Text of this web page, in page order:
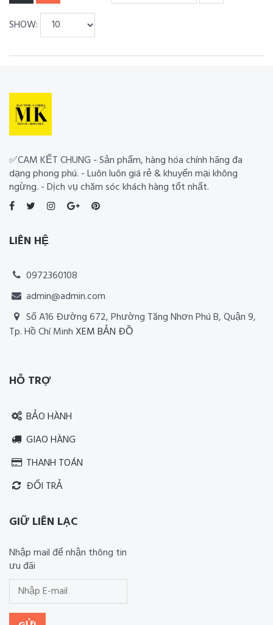
SHOW:
✅CAM KẾT CHUNG - Sản phẩm, hàng hóa chính hãng đa
dạng phong phú. - Luôn luôn giá rẻ & khuyến mại không
ngừng. - Dịch vụ chăm sóc khách hàng tốt nhất.
LIÊN HỆ
0972360108
admin@admin.com
Số A16 Đường 672, Phường Tăng Nhơn Phú B, Quận 9,
Tp. Hồ Chí Minh XEM BẢN ĐỒ
HỖ TRỢ
BẢO HÀNH
GIAO HÀNG
THANH TOÁN
ĐỔI TRẢ
GIỮ LIÊN LẠC
Nhập mail để nhận thông tin
ưu đãi